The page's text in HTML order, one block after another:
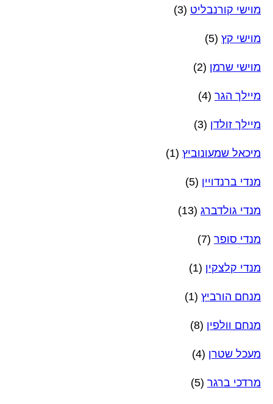
מוישי קורנבליט (3)
מוישי קץ (5)
מוישי שרמן (2)
מיילך הגר (4)
מיילך זולדן (3)
מיכאל שמעונוביץ (1)
מנדי ברנדויין (5)
מנדי גולדברג (13)
מנדי סופר (7)
מנדי קלצקין (1)
מנחם הורביץ (1)
מנחם וולפין (8)
מעכל שטרן (4)
מרדכי ברגר (5)